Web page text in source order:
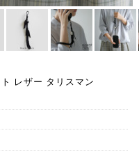
レザー タリスマン